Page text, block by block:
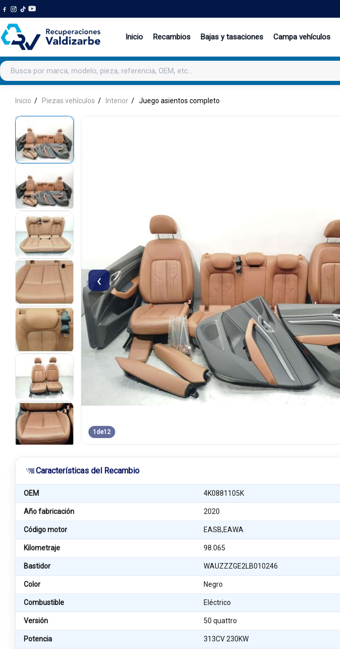
Inicio Recambios Bajas y tasaciones Campa vehículos
Buscar productos
Inicio Piezas vehículos Interior Juego asientos completo
‹
1 de12
Características del Recambio
OEM 4K0881105K
Año fabricación 2020
Código motor EASB,EAWA
Kilometraje 98.065
Bastidor WAUZZZGE2LB010246
Color Negro
Combustible Eléctrico
Versión 50 quattro
Potencia 313CV 230KW